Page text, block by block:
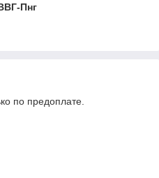
Пнг
по предоплате.